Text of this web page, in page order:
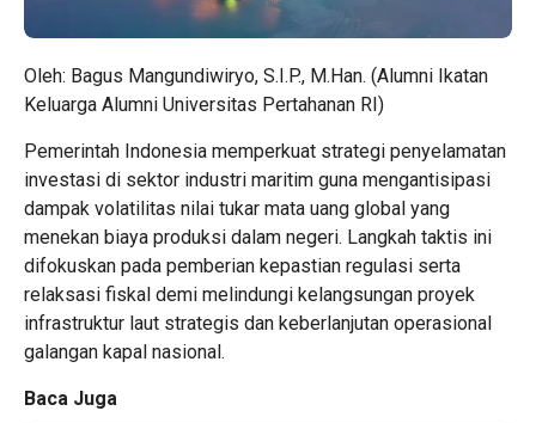
Oleh: Bagus Mangundiwiryo, S.I.P., M.Han. (Alumni Ikatan
Keluarga Alumni Universitas Pertahanan RI)
Pemerintah Indonesia memperkuat strategi penyelamatan
investasi di sektor industri maritim guna mengantisipasi
dampak volatilitas nilai tukar mata uang global yang
menekan biaya produksi dalam negeri. Langkah taktis ini
difokuskan pada pemberian kepastian regulasi serta
relaksasi fiskal demi melindungi kelangsungan proyek
infrastruktur laut strategis dan keberlanjutan operasional
galangan kapal nasional.
Baca Juga